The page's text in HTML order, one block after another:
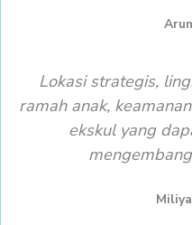
Lokasi strategis,
ramah anak,
ekskul yang